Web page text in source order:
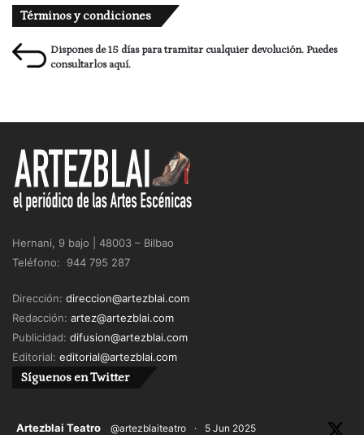
Términos y condiciones
Dispones de 15 días para tramitar cualquier devolución. Puedes
consultarlosaquí.
Hernani, 9 bajo | 48003 – Bilbao
Teléfono: 944 795 287
Dirección: direccion@artezblai.com
Redacción: artez@artezblai.com
Publicidad: difusion@artezblai.com
Editorial: editorial@artezblai.com
Síguenos en Twitter
Artezblai Teatro @artezblaiteatro · 5 Jun 2025